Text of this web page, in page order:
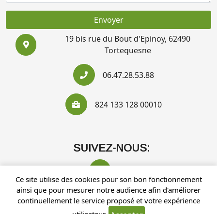
Envoyer
19 bis rue du Bout d'Epinoy, 62490
Tortequesne
06.47.28.53.88
824 133 128 00010
SUIVEZ-NOUS:
Ce site utilise des cookies pour son bon fonctionnement
ainsi que pour mesurer notre audience afin d'améliorer
continuellement le service proposé et votre expérience